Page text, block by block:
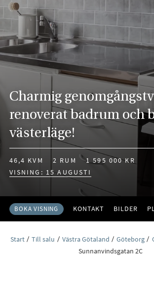
Charmig
renoverat badrum och
västerläge!
46,4 KVM 2 RUM
1 595 000 KR
VISNING: 15 AUGUSTI
BOKA VISNING KONTAKT BILDER
Start Till salu Västra Götaland Göteborg
Sunnanvindsgatan 2C